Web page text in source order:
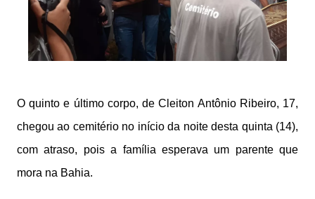
O quinto e último corpo, de Cleiton Antônio Ribeiro, 17,
chegou ao cemitério no início da noite desta quinta (14),
com atraso, pois a família esperava um parente que
mora na Bahia.